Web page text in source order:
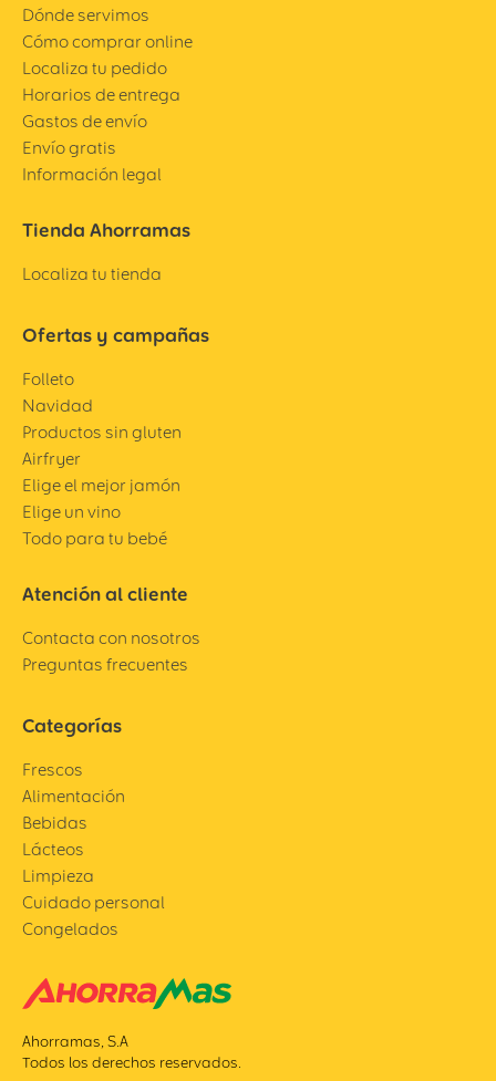
Dónde servimos
Cómo comprar online
Localiza tu pedido
Horarios de entrega
Gastos de envío
Envío gratis
Información legal
Tienda Ahorramas
Localiza tu tienda
Ofertas y campañas
Folleto
Navidad
Productos sin gluten
Airfryer
Elige el mejor jamón
Elige un vino
Todo para tu bebé
Atención al cliente
Contacta con nosotros
Preguntas frecuentes
Categorías
Frescos
Alimentación
Bebidas
Lácteos
Limpieza
Cuidado personal
Congelados
Ahorramas, S.A
Todos los derechos reservados.